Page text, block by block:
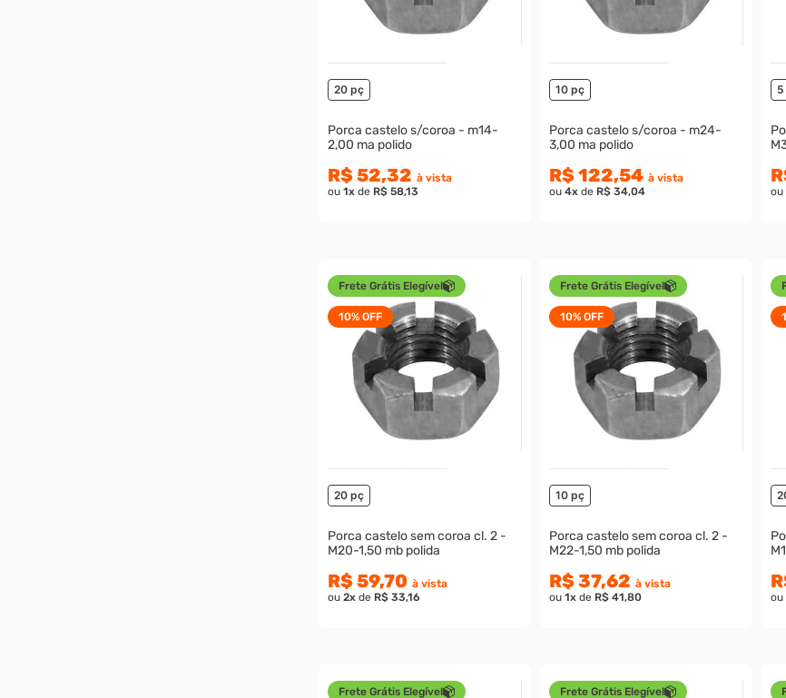
20 pç
Porca castelo s/coroa - m14-
2,00 ma polido
R$ 52,32 à vista
ou 1x de R$ 58,13
10 pç
Porca castelo s/coroa - m24-
3,00 ma polido
R$ 122,54 à vista
ou 4x de R$ 34,04
ou
Frete Grátis Elegível
10% OFF
20 pç
Porca castelo sem coroa cl. 2 -
M20-1,50 mb polida
R$ 59,70 à vista
ou 2x de R$ 33,16
Frete Grátis Elegível
10% OFF
10 pç
Porca castelo sem coroa cl. 2 -
M22-1,50 mb polida
R$ 37,62 à vista
ou 1x de R$ 41,80
ou
Frete Grátis Elegível Frete Grátis Elegível